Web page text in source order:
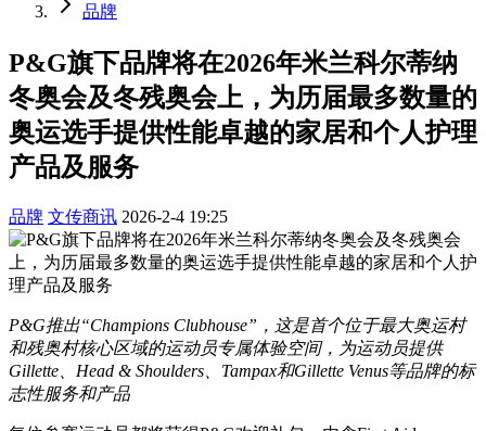
品牌
P&G旗下品牌将在2026年米兰科尔蒂纳
冬奥会及冬残奥会上，为历届最多数量的
奥运选手提供性能卓越的家居和个人护理
产品及服务
品牌 文传商讯 2026-2-4 19:25
P&G推出“Champions Clubhouse”，这是首个位于最大奥运村
和残奥村核心区域的运动员专属体验空间，为运动员提供
Gillette、Head & Shoulders、Tampax和Gillette Venus等品牌的标
志性服务和产品